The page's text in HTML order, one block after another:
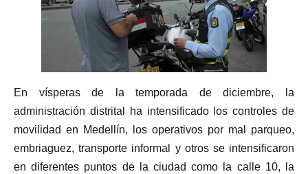
En vísperas de la temporada de diciembre, la
administración distrital ha intensificado los controles de
movilidad en Medellín, los operativos por mal parqueo,
embriaguez, transporte informal y otros se intensificaron
en diferentes puntos de la ciudad como la calle 10, la